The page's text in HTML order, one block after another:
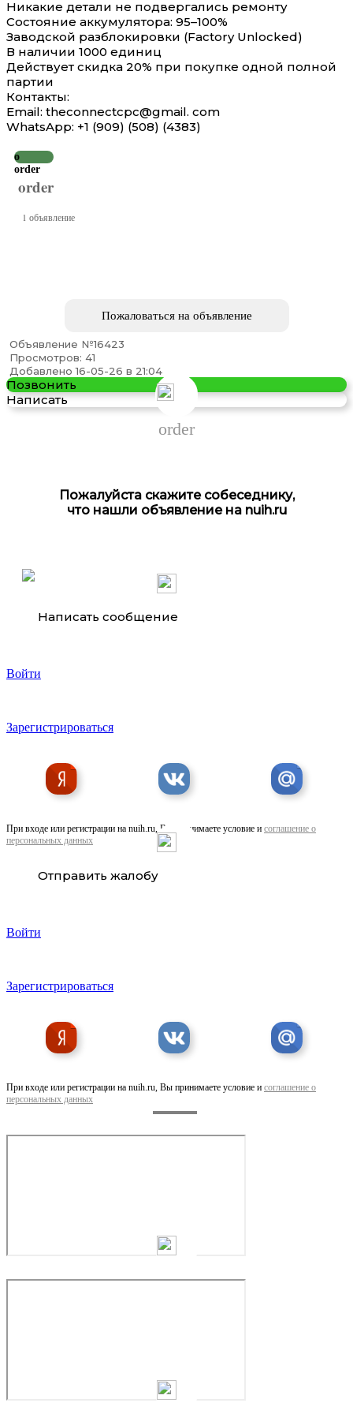
Никакие детали не подвергались ремонту
Состояние аккумулятора: 95–100%
Заводской разблокировки (Factory Unlocked)
В наличии 1000 единиц
Действует скидка 20% при покупке одной полной
партии
Контакты:
Email: theconnectcpc@gmail. com
WhatsApp: +1 (909) (508) (4383)
o
order
order
1 объявление
Пожаловаться на объявление
Объявление №16423
Просмотров: 41
Добавлено 16-05-26 в 21:04
Позвонить
Написать
order
Пожалуйста скажите собеседнику,
что нашли объявление на nuih.ru
Написать сообщение
Войти
Зарегистрироваться
При входе или регистрации на nuih.ru, Вы принимаете условие и соглашение о
персональных данных
Отправить жалобу
Войти
Зарегистрироваться
При входе или регистрации на nuih.ru, Вы принимаете условие и соглашение о
персональных данных